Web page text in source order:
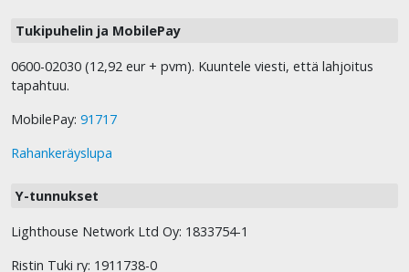
Tukipuhelin ja MobilePay
0600-02030 (12,92 eur + pvm). Kuuntele viesti, että lahjoitus
tapahtuu.
MobilePay: 91717
Rahankeräyslupa
Y-tunnukset
Lighthouse Network Ltd Oy: 1833754-1
Ristin Tuki ry: 1911738-0